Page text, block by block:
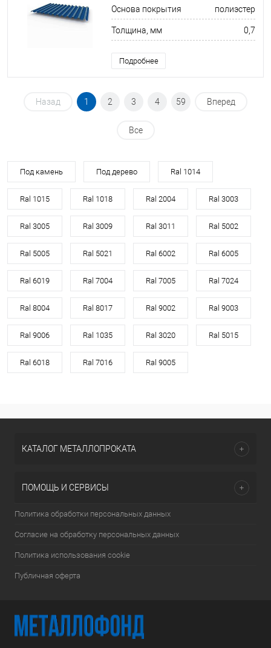
Основа покрытия полиэстер
Толщина, мм 0,7
Подробнее
Назад 1 2 3 4 59 Вперед
Все
Под камень Под дерево Ral 1014
Ral 1015 Ral 1018 Ral 2004 Ral 3003
Ral 3005 Ral 3009 Ral 3011 Ral 5002
Ral 5005 Ral 5021 Ral 6002 Ral 6005
Ral 6019 Ral 7004 Ral 7005 Ral 7024
Ral 8004 Ral 8017 Ral 9002 Ral 9003
Ral 9006 Ral 1035 Ral 3020 Ral 5015
Ral 6018 Ral 7016 Ral 9005
КАТАЛОГ МЕТАЛЛОПРОКАТА
ПОМОЩЬ И СЕРВИСЫ
Политика обработки персональных данных
Согласие на обработку персональных данных
Политика использования cookie
Публичная оферта